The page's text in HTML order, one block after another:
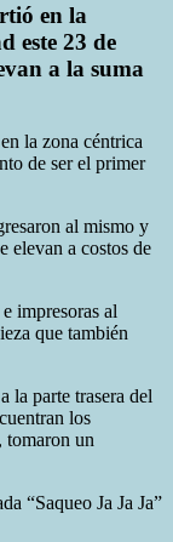
en la
este 23 de
a la suma
la zona céntrica
de ser el primer
al mismo y
elevan a costos de
impresoras al
que también
la parte trasera del
los
tomaron un
“Saqueo Ja Ja Ja”